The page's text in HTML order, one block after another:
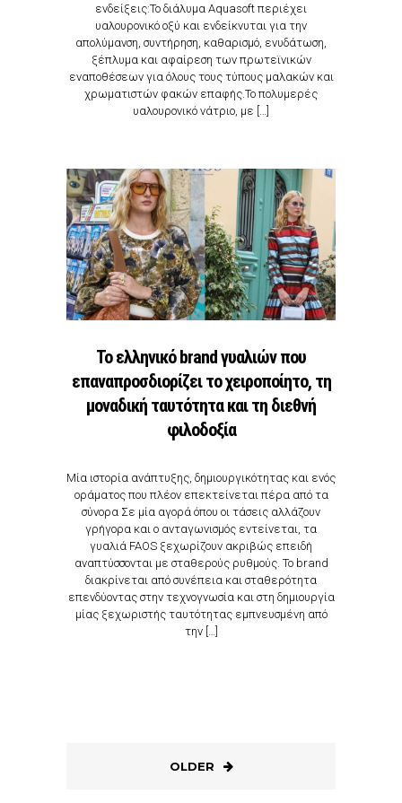
ενδείξεις:Το διάλυμα Aquasoft περιέχει
υαλουρονικό οξύ και ενδείκνυται για την
απολύμανση, συντήρηση, καθαρισμό, ενυδάτωση,
ξέπλυμα και αφαίρεση των πρωτεϊνικών
εναποθέσεων για όλους τους τύπους μαλακών και
χρωματιστών φακών επαφής.Το πολυμερές
υαλουρονικό νάτριο, με […]
Το ελληνικό brand γυαλιών που
επαναπροσδιορίζει το χειροποίητο, τη
μοναδική ταυτότητα και τη διεθνή
φιλοδοξία
Μία ιστορία ανάπτυξης, δημιουργικότητας και ενός
οράματος που πλέον επεκτείνεται πέρα από τα
σύνορα Σε μία αγορά όπου οι τάσεις αλλάζουν
γρήγορα και ο ανταγωνισμός εντείνεται, τα
γυαλιά FAOS ξεχωρίζουν ακριβώς επειδή
αναπτύσσονται με σταθερούς ρυθμούς. Το brand
διακρίνεται από συνέπεια και σταθερότητα
επενδύοντας στην τεχνογνωσία και στη δημιουργία
μίας ξεχωριστής ταυτότητας εμπνευσμένη από
την […]
OLDER